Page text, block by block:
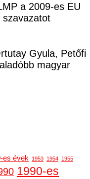
a 2009-es EU
szavazatot
Gyula, Petőfi
magyar
es évek 1953 1954 1955
1990-es